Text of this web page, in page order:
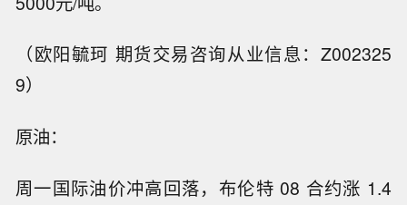
（欧阳毓珂 期货交易咨询从业信息：Z002325
9）
原油：
周一国际油价冲高回落，布伦特 08 合约涨 1.4